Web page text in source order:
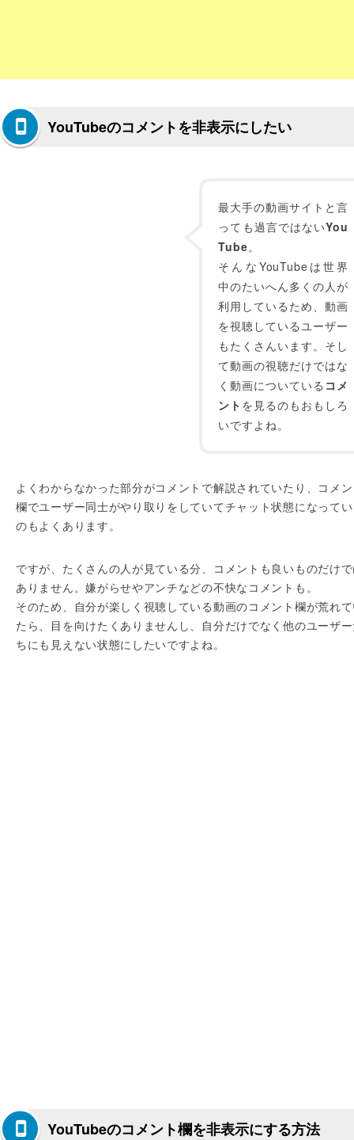
YouTubeのコメントを非表示にしたい
最大手の動画サイトと言
っても過言ではないYou
Tube。
そんなYouTubeは世界
中のたいへん多くの人が
利用しているため、動画
を視聴しているユーザー
もたくさんいます。そし
て動画の視聴だけではな
く動画についている コメ
ント を見るのもおもしろ
いですよね。
よくわからなかった部分がコメントで解説されていたり、コメ
欄でユーザー同士がやり取りをしていてチャット状態になって
のもよくあります。
ですが、たくさんの人が見ている分、コメントも良いものだけ
ありません。嫌がらせやアンチなどの不快なコメントも。
そのため、自分が楽しく視聴している動画のコメント欄が荒れ
たら、目を向けたくありませんし、自分だけでなく他のユーザ
ちにも見えない状態にしたいですよね。
YouTubeのコメント欄を非表示にする方法